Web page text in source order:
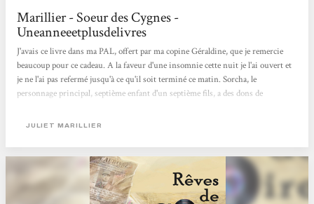
Marillier - Soeur des Cygnes -
Uneanneeetplusdelivres
J'avais ce livre dans ma PAL, offert par ma copine Géraldine, que je remercie
beaucoup pour ce cadeau. A la faveur d'une insomnie cette nuit je l'ai ouvert et
je ne l'ai pas refermé jusqu'à ce qu'il soit terminé ce matin. Sorcha, le
personnage principal, septième enfant d'un septième fils, a des dons de
Septenaigue, qui appartient à sa famille, se trouve en Irlande, terre sacrée, en
elles grandissent, livrés à eux-mêmes...
JULIET MARILLIER